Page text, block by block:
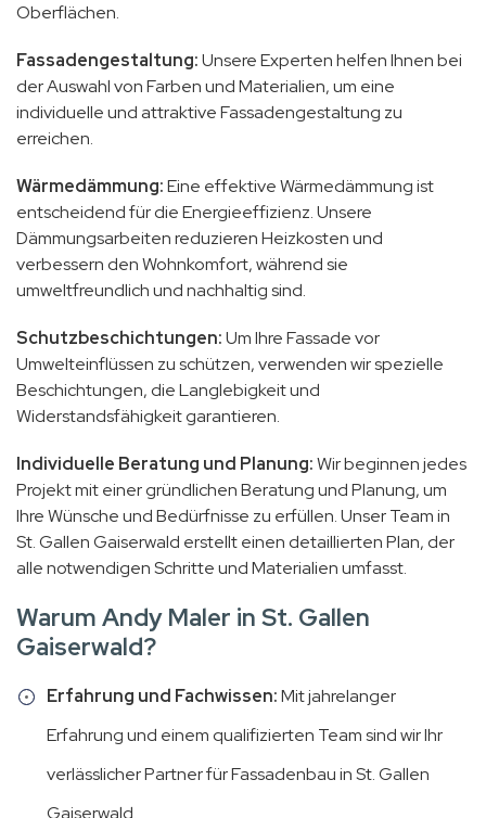
Oberflächen.
Fassadengestaltung:Unsere Experten helfen Ihnen bei
der Auswahl von Farben und Materialien, um eine
individuelle und attraktive Fassadengestaltung zu
erreichen.
Wärmedämmung:Eine effektive Wärmedämmung ist
entscheidend für die Energieeffizienz. Unsere
Dämmungsarbeiten reduzieren Heizkosten und
verbessern den Wohnkomfort, während sie
umweltfreundlich und nachhaltig sind.
Schutzbeschichtungen:Um Ihre Fassade vor
Umwelteinflüssen zu schützen, verwenden wir spezielle
Beschichtungen, die Langlebigkeit und
Widerstandsfähigkeit garantieren.
Individuelle Beratung und Planung:Wir beginnen jedes
Projekt mit einer gründlichen Beratung und Planung, um
Ihre Wünsche und Bedürfnisse zu erfüllen. Unser Team in
St. Gallen Gaiserwald erstellt einen detaillierten Plan, der
alle notwendigen Schritte und Materialien umfasst.
Warum Andy Maler in St. Gallen
Gaiserwald?
Erfahrung und Fachwissen:Mit jahrelanger
Erfahrung und einem qualifizierten Team sind wir Ihr
verlässlicher Partner für Fassadenbau in St. Gallen